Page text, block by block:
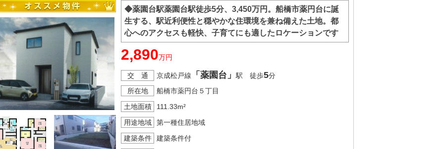
◆薬園台駅薬園台駅徒歩5分、3,450万円。船橋市薬円台に誕
生する、駅近利便性と穏やかな住環境を兼ね備えた土地。都
心へのアクセスも軽快、子育てにも適したロケーションです
2,890万円
交 通 京成松戸線 「薬園台」 駅 徒歩5分
所在地
船橋市薬円台５丁目
土地面積
111.33m²
用途地域
第一種住居地域
建築条件
建築条件付